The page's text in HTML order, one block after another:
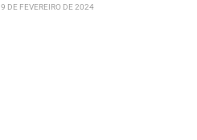
9 DE FEVEREIRO DE 2024